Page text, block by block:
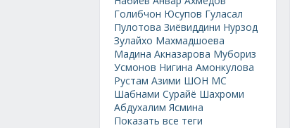
Голибчон Юсупов Гуласал
Пулотова Зиёвиддини Нурзод
Зулайхо Махмадшоева
Мадина Акназарова Мубориз
Усмонов Нигина Амонкулова
Рустам Азими ШОН МС
Шабнами Сурайё Шахроми
Абдухалим Ясмина
Показать все теги